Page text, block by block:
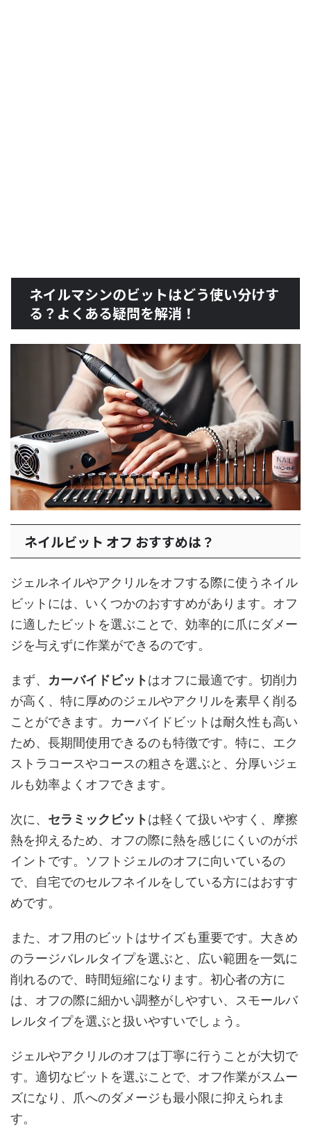
ネイルマシンのビットはどう使い分けす
る？よくある疑問を解消！
ネイルビット オフ おすすめは？
ジェルネイルやアクリルをオフする際に使うネイル
ビットには、いくつかのおすすめがあります。オフ
に適したビットを選ぶことで、効率的に爪にダメー
ジを与えずに作業ができるのです。
まず、 カーバイドビットはオフに最適です。切削力
が高く、特に厚めのジェルやアクリルを素早く削る
ことができます。カーバイドビットは耐久性も高い
ため、長期間使用できるのも特徴です。特に、エク
ストラコースやコースの粗さを選ぶと、分厚いジェ
ルも効率よくオフできます。
次に、 セラミックビットは軽くて扱いやすく、摩擦
熱を抑えるため、オフの際に熱を感じにくいのがポ
イントです。ソフトジェルのオフに向いているの
で、自宅でのセルフネイルをしている方にはおすす
めです。
また、オフ用のビットはサイズも重要です。大きめ
のラージバレルタイプを選ぶと、広い範囲を一気に
削れるので、時間短縮になります。初心者の方に
は、オフの際に細かい調整がしやすい、スモールバ
レルタイプを選ぶと扱いやすいでしょう。
ジェルやアクリルのオフは丁寧に行うことが大切で
す。適切なビットを選ぶことで、オフ作業がスムー
ズになり、爪へのダメージも最小限に抑えられま
す。